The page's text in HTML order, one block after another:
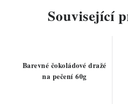
Související
Barevné čokoládové dražé
na pečení 60g